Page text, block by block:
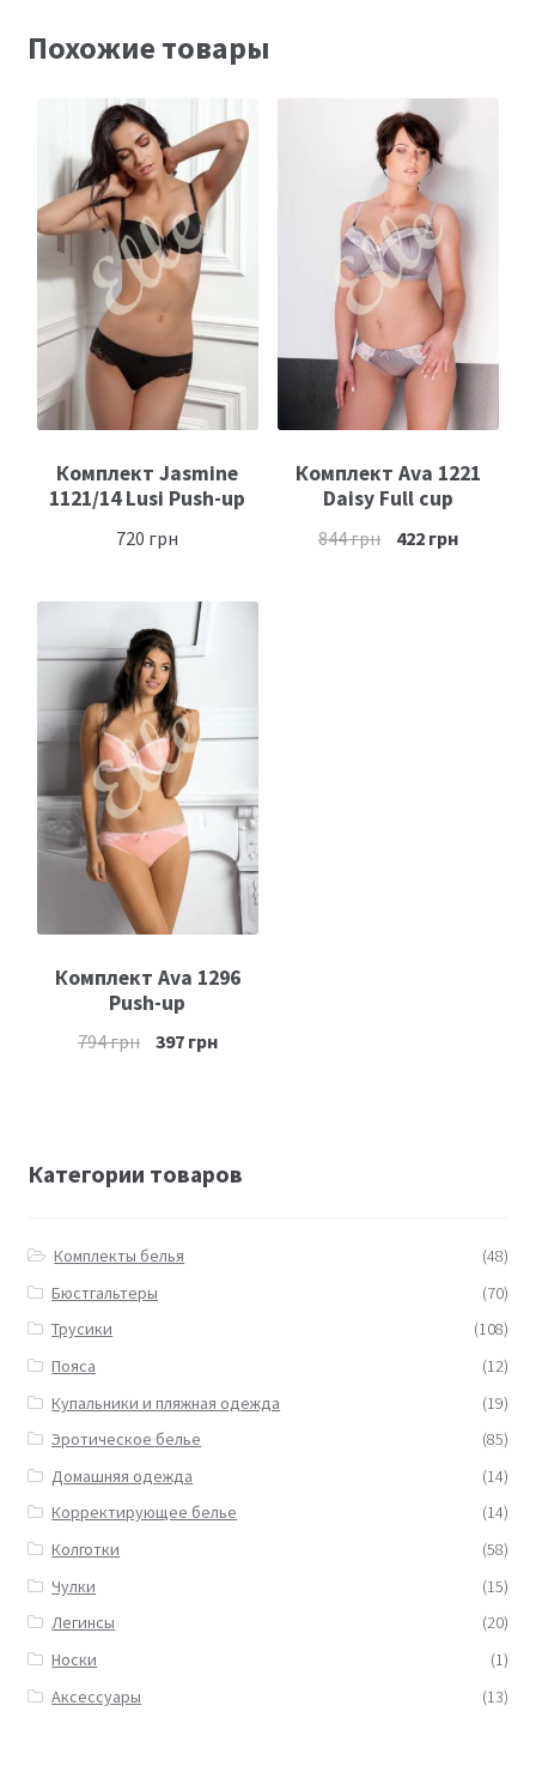
Похожие товары
Комплект Jasmine
1121/14 Lusi Push-up
720 грн
Комплект Ava 1221
Daisy Full cup
844грн 422 грн
Комплект Ava 1296
Push-up
794грн 397грн
Категории товаров
Комплекты белья
(48)
Бюстгальтеры
(70)
Трусики
(108)
Пояса
(12)
Купальники и пляжная одежда
(19)
Эротическое белье
(85)
Домашняя одежда
(14)
Корректирующее белье
(14)
Колготки
(58)
Чулки
(15)
Легинсы
(20)
Носки
(1)
Аксессуары
(13)